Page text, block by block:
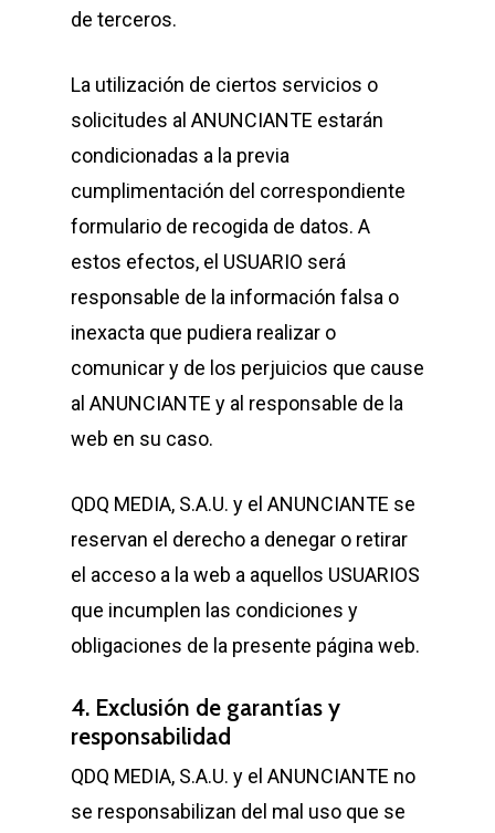
de terceros.
La utilización de ciertos servicios o
solicitudes al ANUNCIANTE estarán
condicionadas a la previa
cumplimentación del correspondiente
formulario de recogida de datos. A
estos efectos, el USUARIO será
responsable de la información falsa o
inexacta que pudiera realizar o
comunicar y de los perjuicios que cause
al ANUNCIANTE y al responsable de la
web en su caso.
QDQ MEDIA, S.A.U. y el ANUNCIANTE se
reservan el derecho a denegar o retirar
el acceso a la web a aquellos USUARIOS
que incumplen las condiciones y
obligaciones de la presente página web.
4. Exclusión de garantías y
responsabilidad
QDQ MEDIA, S.A.U. y el ANUNCIANTE no
se responsabilizan del mal uso que se